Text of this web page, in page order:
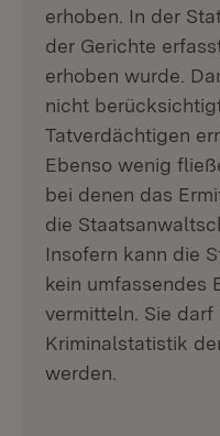
erhoben. In der
der Gerichte
erhoben wurde.
nicht
Tatverdächtigen
Ebenso wenig
bei denen das
die
Insofern kann die
kein umfassendes
vermitteln. Sie
Kriminalstatistik
werden.